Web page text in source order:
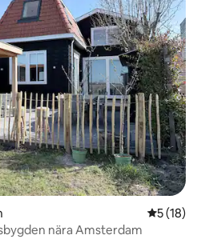
5 av 5 i
5 (18)
nära Amsterdam